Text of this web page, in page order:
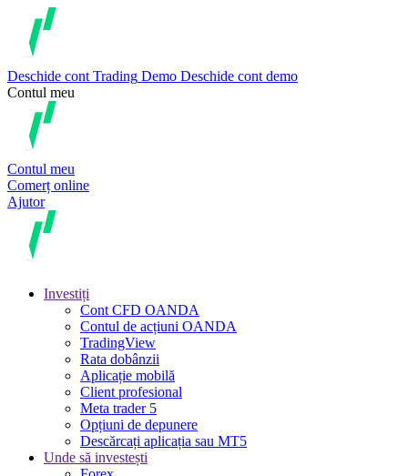
Deschide cont Trading Demo Deschide cont demo
Contul meu
Contul meu
Comerț online
Ajutor
Investiți
Cont CFD OANDA
Contul de acțiuni OANDA
TradingView
Rata dobânzii
Aplicație mobilă
Client profesional
Meta trader 5
Opțiuni de depunere
Descărcați aplicația sau MT5
Unde să investești